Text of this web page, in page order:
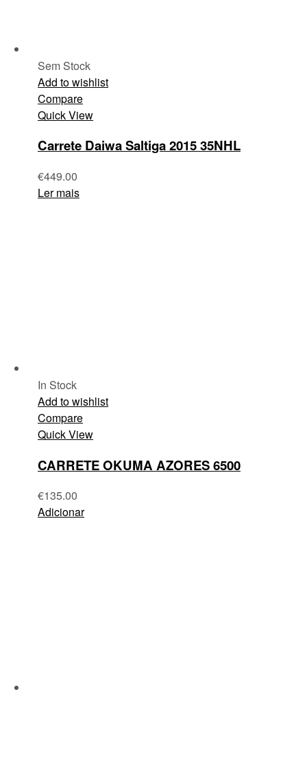
Sem Stock
Add to wishlist
Compare
Quick View
Carrete Daiwa Saltiga 2015 35NHL
€449.00
Ler mais
In Stock
Add to wishlist
Compare
Quick View
CARRETE OKUMA AZORES 6500
€135.00
Adicionar